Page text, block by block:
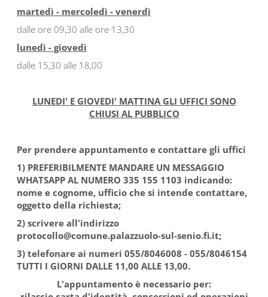
martedì - mercoledì - venerdì
dalle ore 09,30 alle ore 13,30
lunedì - giovedì
dalle 15,30 alle 18,00
LUNEDI' E GIOVEDI' MATTINA GLI UFFICI SONO
CHIUSI AL PUBBLICO
Per prendere appuntamento e contattare gli uffici
1) PREFERIBILMENTE MANDARE UN MESSAGGIO
WHATSAPP AL NUMERO 335 155 1103 indicando:
nome e cognome, ufficio che si intende contattare,
oggetto della richiesta;
2) scrivere all'indirizzo
protocollo@comune.palazzuolo-sul-senio.fi.it;
3) telefonare ai numeri 055/8046008 - 055/8046154
TUTTI I GIORNI DALLE 11,00 ALLE 13,00.
L'appuntamento è necessario per: